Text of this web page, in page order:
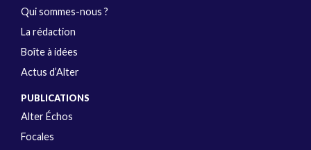
Qui sommes-nous ?
La rédaction
Boîte à idées
Actus d’Alter
PUBLICATIONS
Alter Échos
Focales